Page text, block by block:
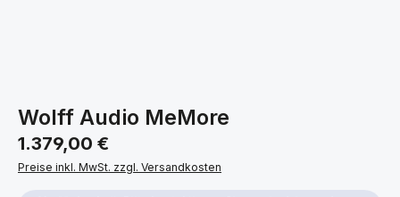
Wolff Audio MeMore
Regulärer Preis:
1.379,00 €
Preise inkl. MwSt. zzgl. Versandkosten